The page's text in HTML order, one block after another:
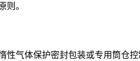
则。
气体保护密封包装或专用筒仓控